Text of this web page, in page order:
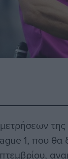
της
1, που θα